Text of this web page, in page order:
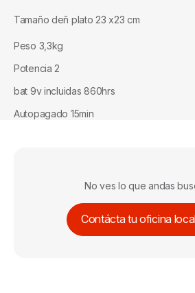
Tamaño deñ plato 23 x23 cm
Peso 3,3kg
Potencia 2
bat 9v incluidas 860hrs
Autopagado 15min
No ves lo que andas
Contácta tu oficina